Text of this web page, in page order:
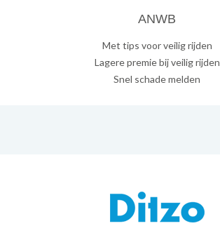
ANWB
Met tips voor veilig rijden
Lagere premie bij veilig rijden
Snel schade melden